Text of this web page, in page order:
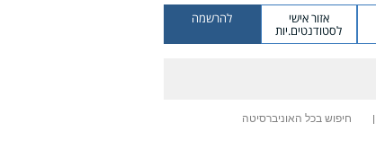
אזור אישי
לסטודנטים.יות
להרשמה
חיפוש בכל האוניברסיטה